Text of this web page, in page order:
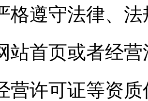
格遵守法律、
站首页或者经
营许可证等资